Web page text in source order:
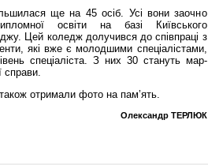
ще на 45 осіб. Усі вони заочно
освіти на базі Київського
Цей коледж долучився до співпраці з
які вже є молодшими спеціалістами,
спеціаліста. З них 30 стануть мар-
справи.
отримали фото на пам’ять.
Олександр ТЕРЛЮК